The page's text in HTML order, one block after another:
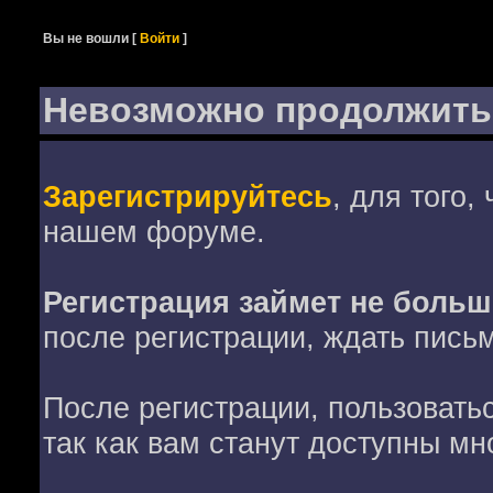
Вы не вошли [Войти ]
Невозможно продолжить
Зарегистрируйтесь, для того,
нашем форуме.
Регистрация займет не
после регистрации, ждать
После регистрации,
так как вам станут доступны